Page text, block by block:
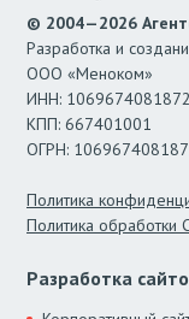
© 2004—2026
Разработка и
ООО «Меноком»
ИНН: 1069674081872
КПП: 667401001
ОГРН:
Политика
Политика обработки
Разработка